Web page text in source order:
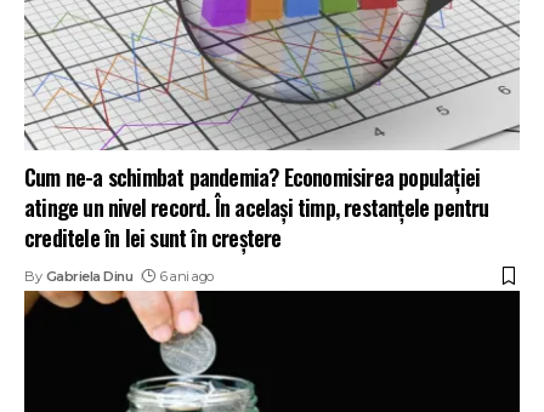
Cum ne-a schimbat pandemia? Economisirea populației
atinge un nivel record. În același timp, restanţele pentru
creditele în lei sunt în creştere
By Gabriela Dinu 6 ani ago